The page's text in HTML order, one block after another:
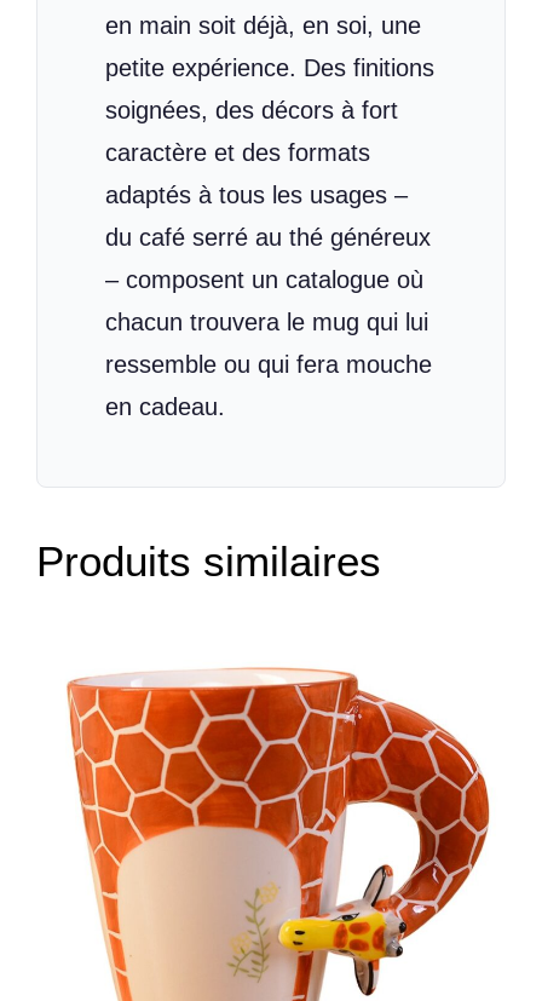
en main soit déjà, en soi, une
petite expérience. Des finitions
soignées, des décors à fort
caractère et des formats
adaptés à tous les usages –
du café serré au thé généreux
– composent un catalogue où
chacun trouvera le mug qui lui
ressemble ou qui fera mouche
en cadeau.
Produits similaires